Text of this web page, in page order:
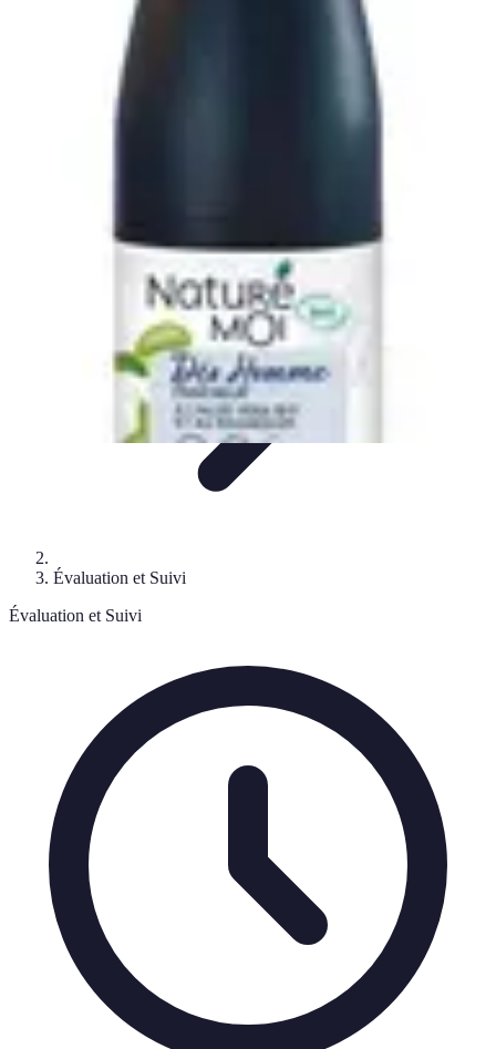
Gestion personnelle
Gestion de budget
Gestion de Budget
Budget Maîtrise
Évaluation et Suivi
Évaluation et Suivi